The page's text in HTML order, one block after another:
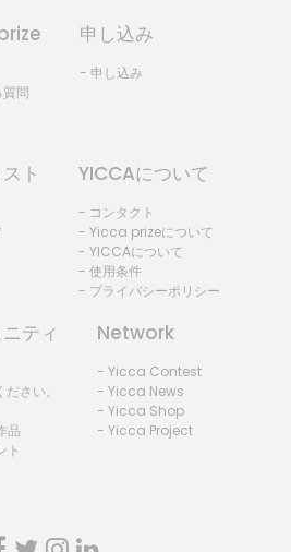
問
申し込み
- 申し込み
ト YICCAについて
- コンタクト
- Yicca prizeについて
- YICCAについて
- 使用条件
- プライバシーポリシー
ティ
さい。
品
ト
Network
- Yicca Contest
- Yicca News
- Yicca Shop
- Yicca Project